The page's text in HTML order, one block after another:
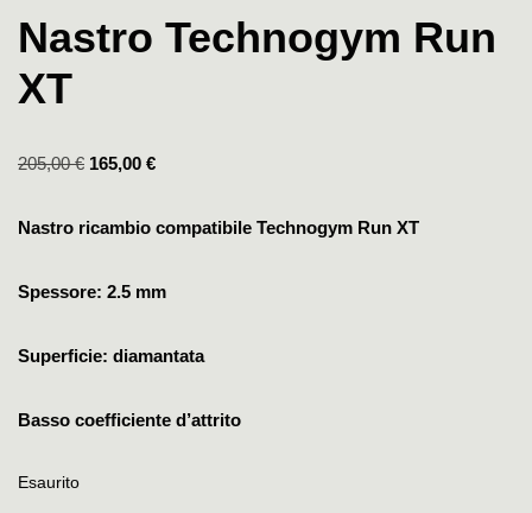
Nastro Technogym Run
XT
205,00€ 165,00 €
Nastro ricambio compatibile Technogym Run XT
Spessore: 2.5 mm
Superficie: diamantata
Basso coefficiente d’attrito
Esaurito